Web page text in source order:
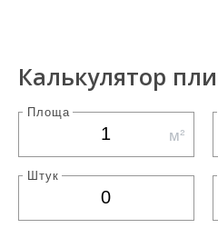
Калькулятор
Площа
м²
Штук